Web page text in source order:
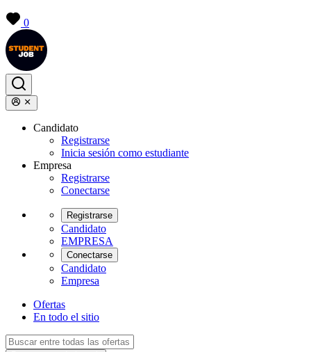
0
Candidato
Registrarse
Inicia sesión como estudiante
Empresa
Registrarse
Conectarse
Registrarse
Candidato
EMPRESA
Conectarse
Candidato
Empresa
Ofertas
En todo el sitio